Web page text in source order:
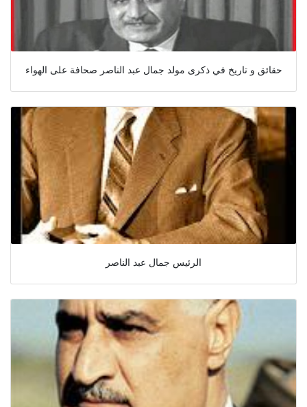
حقائق و تاريخ في ذكرى مولد جمال عبد الناصر صحافة على الهواء
الرئيس جمال عبد الناصر